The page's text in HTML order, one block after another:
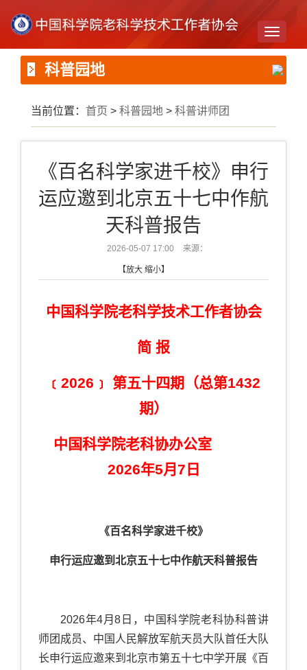
Toggle
科普园地
当前位置： 首页 > 科普园地 > 科普讲师团
《百名科学家进千校》申行
运应邀到北京五十七中作航
天科普报告
2026-05-07 17:00 来源：
【放大 缩小】
中国科学院老科学技术工作者协会
简 报
﹝2026﹞ 第五十四期（总第1432
期）
中国科学院老科协办公室
2026年5月7日
《百名科学家进千校》
申行运应邀到北京五十七中作航天科普报告
2026年4月8日，中国科学院老科协科普讲
师团成员、中国人民解放军航天员大队首任大队
长申行运应邀来到北京市第五十七中学开展《百